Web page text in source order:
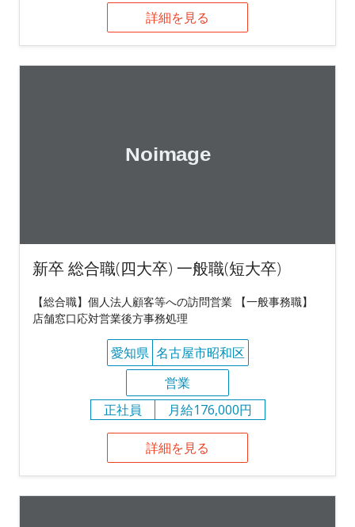
詳細を見る
新卒 総合職(四大卒) 一般職(短大卒)
【総合職】個人法人顧客等への訪問営業 【一般事務職】
店舗窓口応対営業後方事務処理
愛知県 名古屋市昭和区
営業
正社員
月給176,000円
詳細を見る